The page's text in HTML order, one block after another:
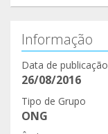
Informação
Data de publicação
26/08/2016
Tipo de Grupo
ONG